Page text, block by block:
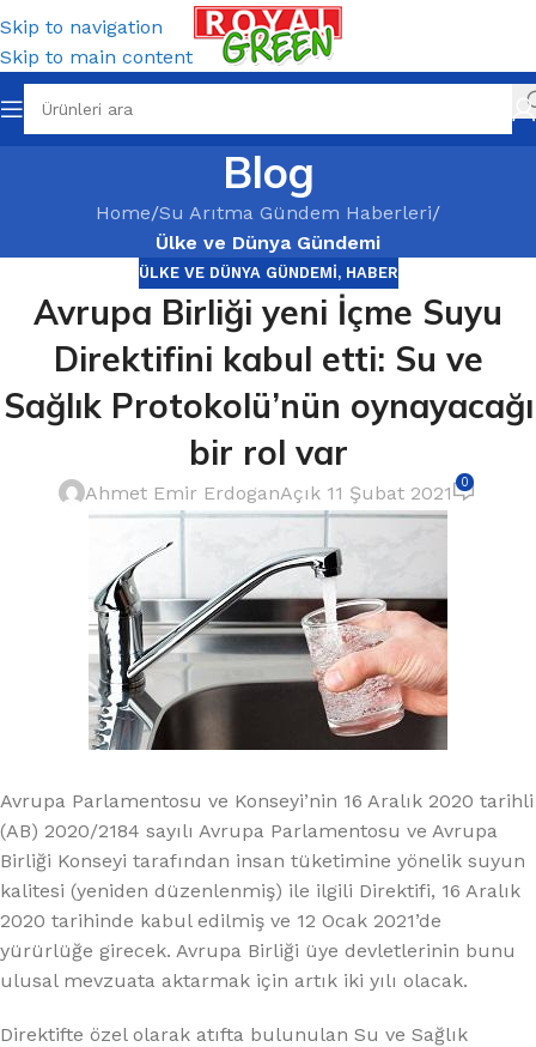
Skip to navigation
Skip to main content
Blog
Home/Su Arıtma Gündem Haberleri/
Ülke ve Dünya Gündemi
ÜLKE VE DÜNYA GÜNDEMI, HABER
Avrupa Birliği yeni İçme Suyu
Direktifini kabul etti: Su ve
Sağlık Protokolü’nün oynayacağı
bir rol var
Ahmet Emir ErdoganAçık 11 Şubat 2021 0
Avrupa Parlamentosu ve Konseyi’nin 16 Aralık 2020 tarihli
(AB) 2020/2184 sayılı Avrupa Parlamentosu ve Avrupa
Birliği Konseyi tarafından insan tüketimine yönelik suyun
kalitesi (yeniden düzenlenmiş) ile ilgili Direktifi, 16 Aralık
2020 tarihinde kabul edilmiş ve 12 Ocak 2021’de
yürürlüğe girecek. Avrupa Birliği üye devletlerinin bunu
ulusal mevzuata aktarmak için artık iki yılı olacak.
Direktifte özel olarak atıfta bulunulan Su ve Sağlık